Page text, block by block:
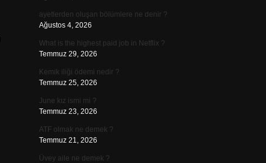
ayetlerden oluşan bölümlere ne denir ?
Ağustos 4, 2026
What is the highest paid job in Netflix ?
Temmuz 29, 2026
Kemik iliği ödemi nedir ?
Temmuz 25, 2026
June kız ismi mi ?
Temmuz 23, 2026
ATF olmak ne demek ?
Temmuz 21, 2026
Üvey aile ne demek ?